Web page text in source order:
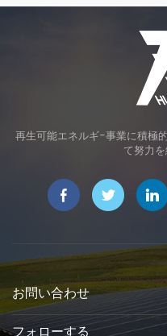
傾斜地に適用、現地の要求
に合わせて東西、南北方向
の角度を調整可能です。
再生可能エネルギ-事業に積極
て努力
お問い合わせ